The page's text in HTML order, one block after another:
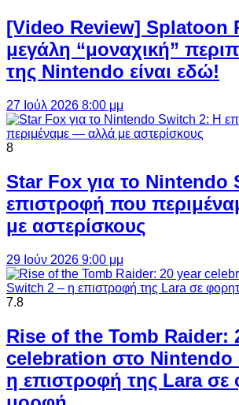
[Video Review] Splatoon
μεγάλη “μοναχική”
της Nintendo είναι εδώ!
27 Ιούλ 2026 8:00 μμ
8
Star Fox για το Nintendo
επιστροφή που
με αστερίσκους
29 Ιούν 2026 9:00 μμ
7.8
Rise of the Tomb Raider:
celebration στο Nintendo
η επιστροφή της Lara σε